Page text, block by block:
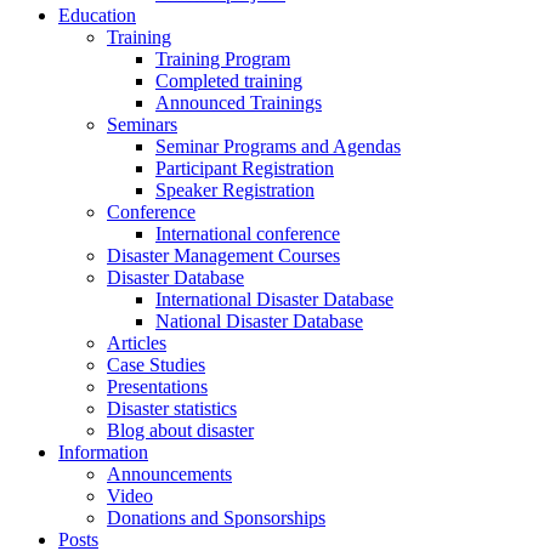
Education
Training
Training Program
Completed training
Announced Trainings
Seminars
Seminar Programs and Agendas
Participant Registration
Speaker Registration
Conference
International conference
Disaster Management Courses
Disaster Database
International Disaster Database
National Disaster Database
Articles
Case Studies
Presentations
Disaster statistics
Blog about disaster
Information
Announcements
Video
Donations and Sponsorships
Posts